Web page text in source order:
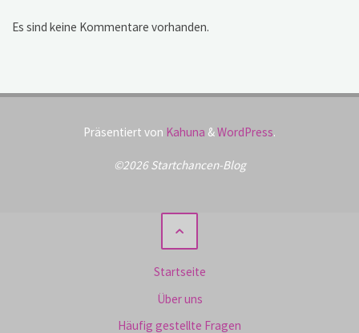
Es sind keine Kommentare vorhanden.
Präsentiert von Kahuna &WordPress.
©2026 Startchancen-Blog
Startseite
Über uns
Häufig gestellte Fragen